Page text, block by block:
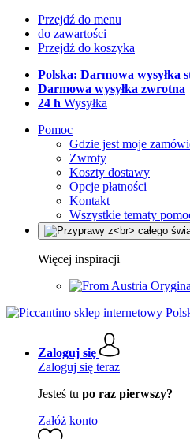
Przejdź do menu
do zawartości
Przejdź do koszyka
Polska: Darmowa wysyłka
Darmowa wysyłka zwrotna
24 h Wysyłka
Pomoc
Gdzie jest moje
Zwroty
Koszty dostawy
Opcje płatności
Kontakt
Wszystkie tematy
Więcej inspiracji
Zaloguj się
Zaloguj się teraz
Jesteś tu po raz pierwszy?
Załóż konto